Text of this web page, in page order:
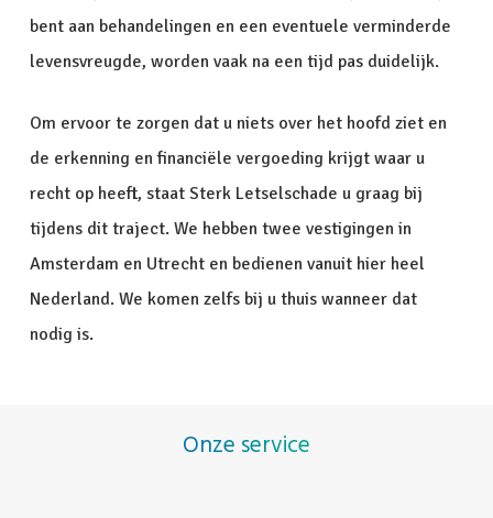
bent aan behandelingen en een eventuele verminderde
levensvreugde, worden vaak na een tijd pas duidelijk.
Om ervoor te zorgen dat u niets over het hoofd ziet en
de erkenning en financiële vergoeding krijgt waar u
recht op heeft, staat Sterk Letselschade u graag bij
tijdens dit traject. We hebben twee vestigingen in
Amsterdam en Utrecht en bedienen vanuit hier heel
Nederland. We komen zelfs bij u thuis wanneer dat
nodig is.
Onze service